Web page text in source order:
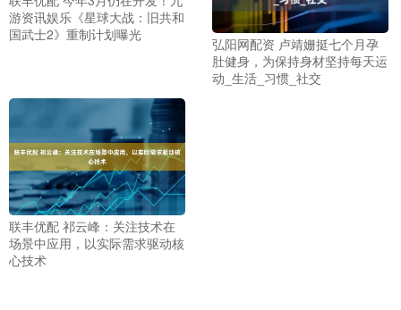
游资讯娱乐《星球大战：旧共和
国武士2》重制计划曝光
弘阳网配资 卢靖姗挺七个月孕
肚健身，为保持身材坚持每天运
动_生活_习惯_社交
联丰优配 祁云峰：关注技术在
场景中应用，以实际需求驱动核
心技术